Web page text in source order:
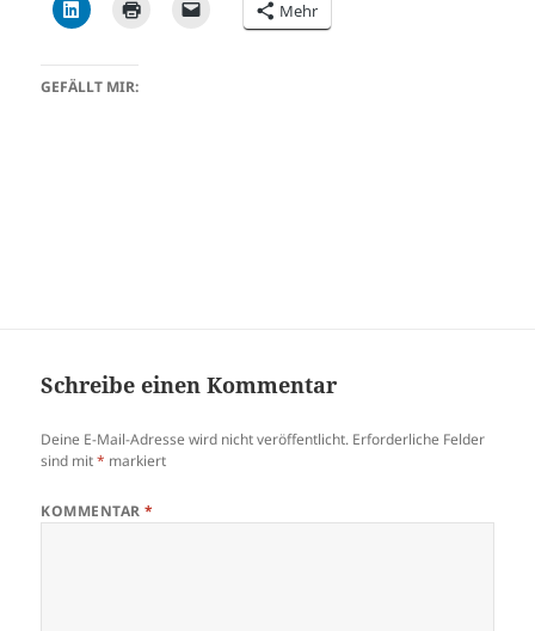
Mehr
GEFÄLLT MIR:
Schreibe einen Kommentar
Deine E-Mail-Adresse wird nicht veröffentlicht. Erforderliche Felder
sind mit* markiert
KOMMENTAR*